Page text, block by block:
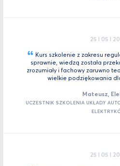
25 I 05 I
Kurs szkolenie z zakresu
sprawnie, wiedzą została
zrozumiały i fachowy zaruwno
wielkie podziękowania
Mateusz,
UCZESTNIK SZKOLENIA UKŁADY
25 I 05 I